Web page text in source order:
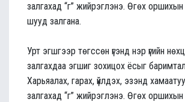
залгахад “г” жийрэглэнэ. Өгөх
шууд залгана.
Урт эгшгээр төгссөн үгэнд нэр үгийн
залгахдаа эгшиг зохицох ёсыг
Харьяалах, гарах, үйлдэх, эзэнд
залгахад “г” жийрэглэнэ. Өгөх